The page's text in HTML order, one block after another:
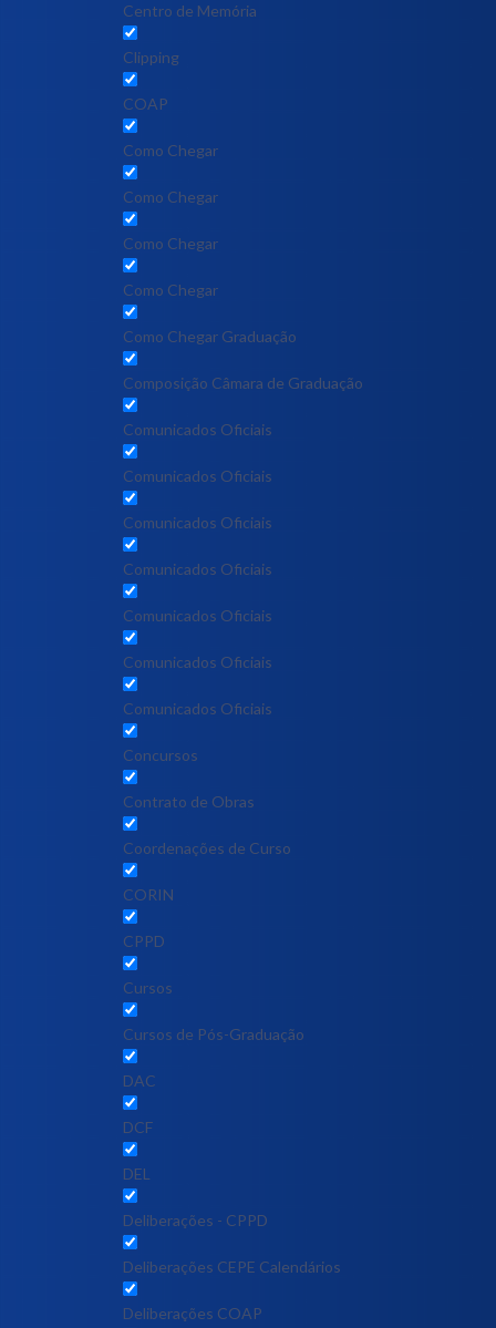
Centro de Memória
Clipping
COAP
Como Chegar
Como Chegar
Como Chegar
Como Chegar
Como Chegar Graduação
Composição Câmara de Graduação
Comunicados Oficiais
Comunicados Oficiais
Comunicados Oficiais
Comunicados Oficiais
Comunicados Oficiais
Comunicados Oficiais
Comunicados Oficiais
Concursos
Contrato de Obras
Coordenações de Curso
CORIN
CPPD
Cursos
Cursos de Pós-Graduação
DAC
DCF
DEL
Deliberações - CPPD
Deliberações CEPE Calendários
Deliberações COAP